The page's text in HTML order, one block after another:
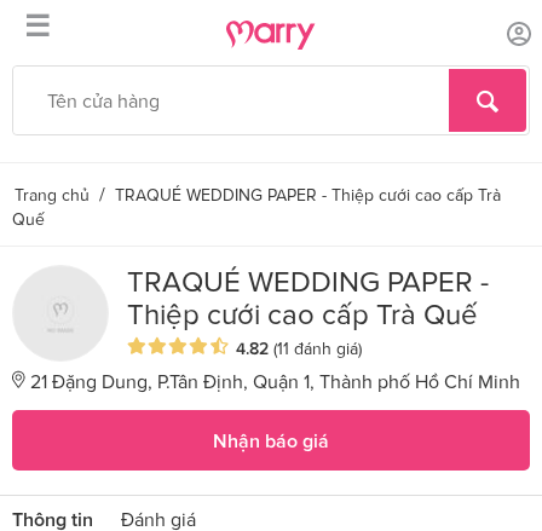
☰
Trang chủ / TRAQUÉ WEDDING PAPER - Thiệp cưới cao cấp Trà
Quế
TRAQUÉ WEDDING PAPER -
Thiệp cưới cao cấp Trà Quế
4.82 (11 đánh giá)
21 Đặng Dung, P.Tân Định, Quận 1, Thành phố Hồ Chí Minh
Nhận báo giá
Thông tin Đánh giá